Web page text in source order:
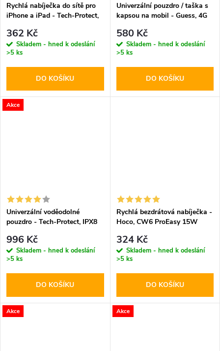
Rychlá nabíječka do sítě pro
iPhone a iPad - Tech-Protect,
362 Kč
Skladem - hned k odeslání
>5 ks
DO KOŠÍKU
Univerzální pouzdro / taška s
kapsou na mobil - Guess, 4G
580 Kč
Skladem - hned k odeslání
>5 ks
DO KOŠÍKU
Akce
Univerzální voděodolné
pouzdro - Tech-Protect, IPX8
996 Kč
Skladem - hned k odeslání
>5 ks
DO KOŠÍKU
Rychlá bezdrátová nabíječka -
Hoco, CW6 ProEasy 15W
324 Kč
Skladem - hned k odeslání
>5 ks
DO KOŠÍKU
Akce Akce